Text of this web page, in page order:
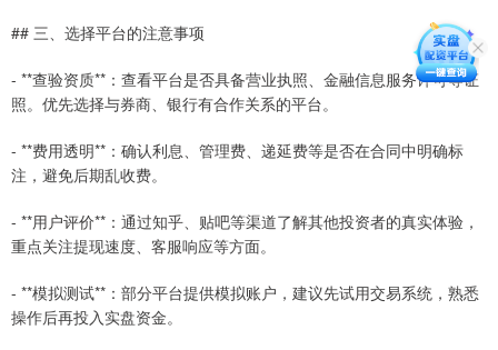
## 三、选择平台的注意事项
- **查验资质**：查看平台是否具备营业执照、金融信息服务许可等证
照。优先选择与券商、银行有合作关系的平台。
- **费用透明**：确认利息、管理费、递延费等是否在合同中明确标
注，避免后期乱收费。
- **用户评价**：通过知乎、贴吧等渠道了解其他投资者的真实体验，
重点关注提现速度、客服响应等方面。
- **模拟测试**：部分平台提供模拟账户，建议先试用交易系统，熟悉
操作后再投入实盘资金。